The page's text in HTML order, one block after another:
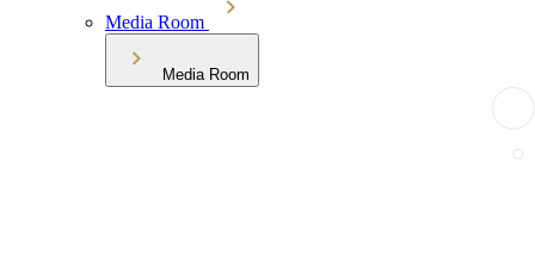
Media Room
Media Room